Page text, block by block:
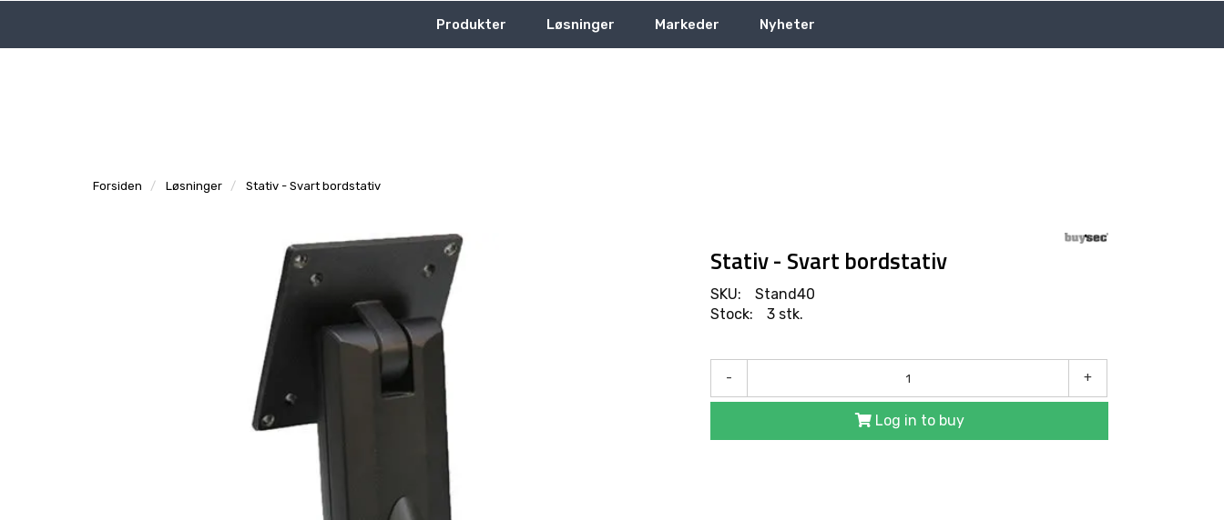
Produkter Løsninger Markeder Nyheter
Forsiden Løsninger Stativ - Svart bordstativ
Stativ - Svart bordstativ
SKU:
Stand40
Stock:
3 stk.
- +
Log in to buy